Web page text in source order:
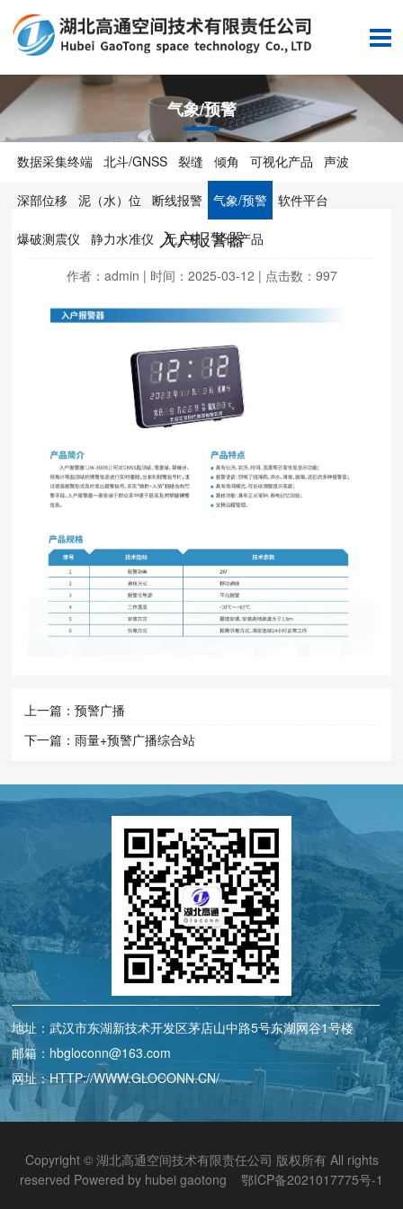
气象/预警
数据采集终端 北斗/GNSS 裂缝 倾角 可视化产品 声波
深部位移 泥（水）位 断线报警 气象/预警 软件平台
爆破测震仪 静力水准仪 无人机 其他产品
入户报警器
作者：admin | 时间：2025-03-12 | 点击数： 997
上一篇： 预警广播
下一篇： 雨量+预警广播综合站
地址：武汉市东湖新技术开发区茅店山中路5号东湖网谷1号楼
邮箱：hbgloconn@163.com
网址：HTTP://WWW.GLOCONN.CN/
Copyright © 湖北高通空间技术有限责任公司 版权所有 All rights
reserved Powered by hubei gaotong 鄂ICP备2021017775号-1